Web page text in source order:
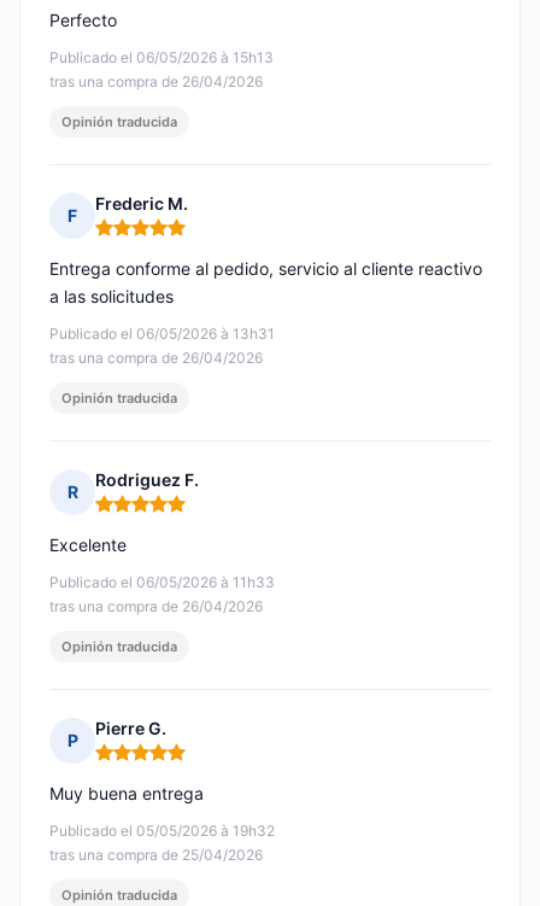
Publicado el 06/05/2026 à 15h13
tras una compra de 26/04/2026
Perfecto
Opinión traducida
F
Frederic M.
Nota: 5 de 5
Publicado el 06/05/2026 à 13h31
tras una compra de 26/04/2026
Entrega conforme al pedido, servicio al cliente reactivo
a las solicitudes
Opinión traducida
R
Rodriguez F.
Nota: 5 de 5
Publicado el 06/05/2026 à 11h33
tras una compra de 26/04/2026
Excelente
Opinión traducida
P
Pierre G.
Nota: 5 de 5
Publicado el 05/05/2026 à 19h32
tras una compra de 25/04/2026
Muy buena entrega
Opinión traducida